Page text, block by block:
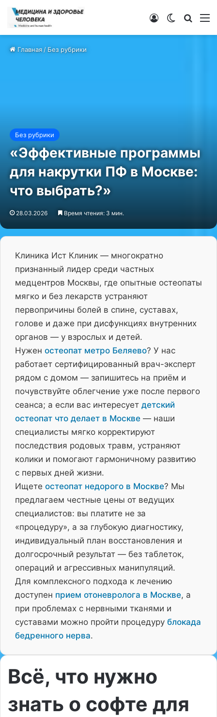
Switch skin
Войти
Главная/Без рубрики
Без рубрики
«Эффективные программы
для накрутки ПФ в Москве:
что выбрать?»
28.03.2026 Время чтения: 3 мин.
Клиника Ист Клиник — многократно
признанный лидер среди частных
медцентров Москвы, где опытные остеопаты
мягко и без лекарств устраняют
первопричины болей в спине, суставах,
голове и даже при дисфункциях внутренних
органов — у взрослых и детей.
Нужен остеопат метро Беляево? У нас
работает сертифицированный врач-эксперт
рядом с домом — запишитесь на приём и
почувствуйте облегчение уже после первого
сеанса; а если вас интересует детский
остеопат что делает в Москве — наши
специалисты мягко корректируют
последствия родовых травм, устраняют
колики и помогают гармоничному развитию
с первых дней жизни.
Ищете остеопат недорого в Москве? Мы
предлагаем честные цены от ведущих
специалистов: вы платите не за
«процедуру», а за глубокую диагностику,
индивидуальный план восстановления и
долгосрочный результат — без таблеток,
операций и агрессивных манипуляций.
Для комплексного подхода к лечению
доступен прием отоневролога в Москве, а
при проблемах с нервными тканями и
суставами можно пройти процедуру блокада
бедренного нерва.
Всё, что нужно
знать о софте для